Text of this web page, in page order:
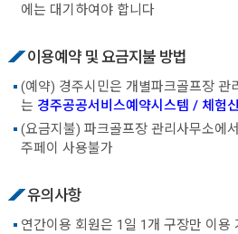
에는 대기하여야 합니다
이용예약 및 요금지불 방법
(예약) 경주시민은 개별파크골프장 관
는 경주공공서비스예약시스템 / 체험
(요금지불) 파크골프장 관리사무소에
주페이 사용불가
유의사항
연간이용 회원은 1일 1개 구장만 이용